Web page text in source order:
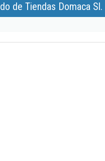
de Tiendas Domaca Sl.